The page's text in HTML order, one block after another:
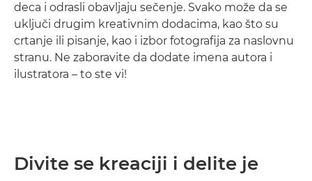
deca i odrasli obavljaju sečenje. Svako može da se
uključi drugim kreativnim dodacima, kao što su
crtanje ili pisanje, kao i izbor fotografija za naslovnu
stranu. Ne zaboravite da dodate imena autora i
ilustratora – to ste vi!
Divite se kreaciji i delite je